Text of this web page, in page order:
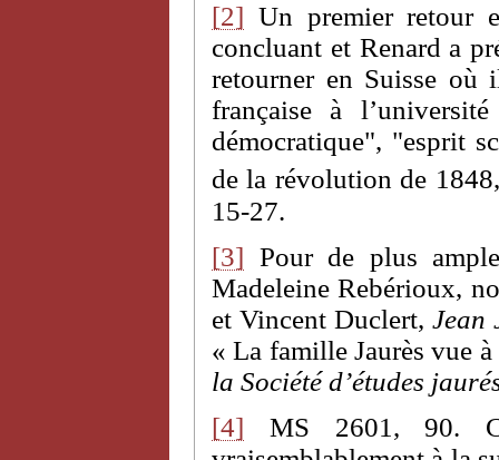
[2] Un premier retour
concluant et Renard a
retourner en Suisse où
française à
démocratique", "esprit
de la révolution de
15-27.
[3] Pour de plus
Madeleine Rebérioux,
et Vincent Duclert,Jean
« La famille Jaurès vue
la Société d’études
[4] MS 2601, 90.